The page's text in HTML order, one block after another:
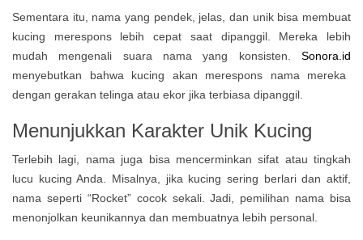
Sementara itu, nama yang pendek, jelas, dan unik bisa membuat
kucing merespons lebih cepat saat dipanggil. Mereka lebih
mudah mengenali suara nama yang konsisten.
Sonora.id
menyebutkan bahwa kucing akan merespons nama mereka
dengan gerakan telinga atau ekor jika terbiasa dipanggil.
Menunjukkan Karakter Unik Kucing
Terlebih lagi, nama juga bisa mencerminkan sifat atau tingkah
lucu kucing Anda. Misalnya, jika kucing sering berlari dan aktif,
nama seperti “Rocket” cocok sekali. Jadi, pemilihan nama bisa
menonjolkan keunikannya dan membuatnya lebih personal.